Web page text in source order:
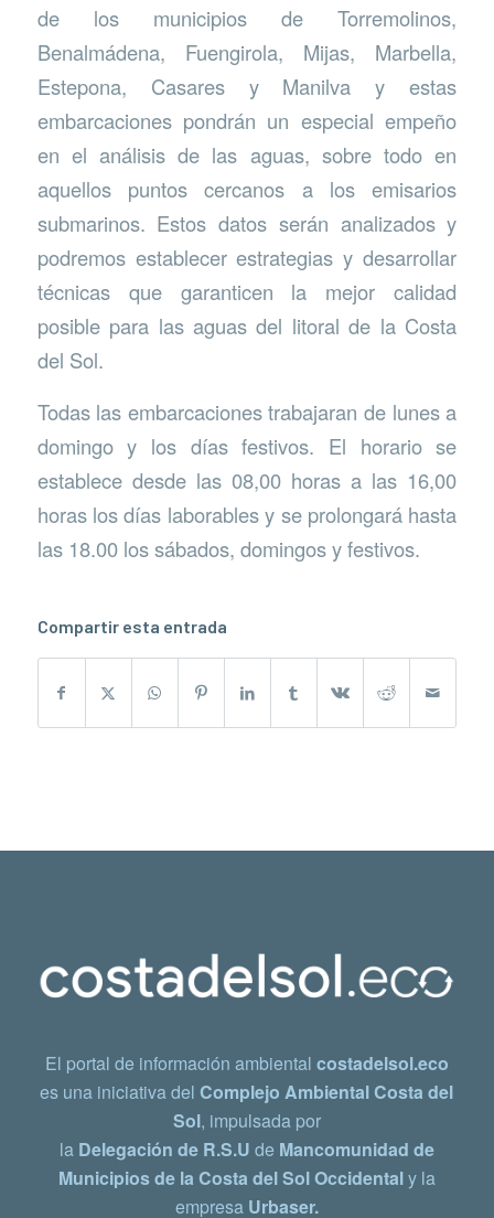
de los municipios de Torremolinos,
Benalmádena, Fuengirola, Mijas, Marbella,
Estepona, Casares y Manilva y estas
embarcaciones pondrán un especial empeño
en el análisis de las aguas, sobre todo en
aquellos puntos cercanos a los emisarios
submarinos. Estos datos serán analizados y
podremos establecer estrategias y desarrollar
técnicas que garanticen la mejor calidad
posible para las aguas del litoral de la Costa
del Sol.
Todas las embarcaciones trabajaran de lunes a
domingo y los días festivos. El horario se
establece desde las 08,00 horas a las 16,00
horas los días laborables y se prolongará hasta
las 18.00 los sábados, domingos y festivos.
Compartir esta entrada
El portal de información ambiental costadelsol.eco
es una iniciativa delComplejo Ambiental Costa del
Sol, impulsada por
la Delegación de R.S.U de Mancomunidad de
Municipios de la Costa del Sol Occidentaly la
empresa Urbaser.